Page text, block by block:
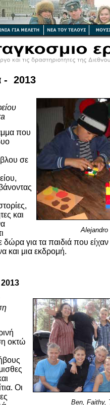
- 2013
Alejandro
που
σε
και
δώρα για τα παιδιά που είχαν
και μια εκδρομή.
13
Ben, Faithy,
οκτώ
Οι